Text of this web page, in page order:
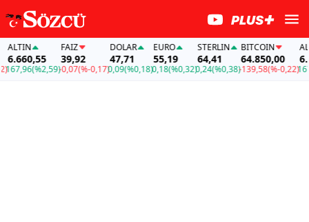
(%2,59)
FAİZ
39,92
-0,07(%-0,17)
DOLAR
47,71
0,09(%0,18)
EURO
55,19
0,18(%0,32)
STERLIN
64,41
0,24(%0,38)
BITCOIN
64.850,00
-139,58(%-0,22)